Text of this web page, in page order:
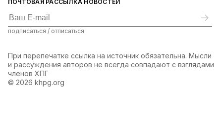
ПОЧТОВАЯ РАССЫЛКА НОВОСТЕЙ
подписаться / отписаться
При перепечатке ссылка на источник обязательна. Мысли
и рассуждения авторов не всегда совпадают с взглядами
членов ХПГ
© 2026 khpg.org